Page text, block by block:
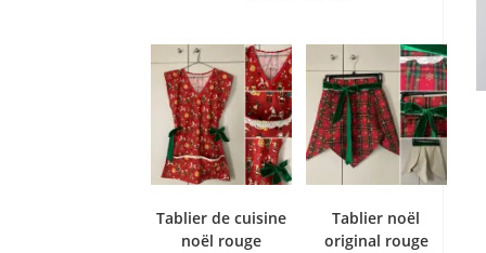
Tablier de cuisine
noël rouge
Tablier noël
original rouge